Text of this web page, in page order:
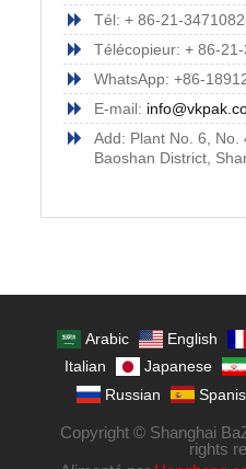
Tél: + 86-21-
Télécopieur: + 86-
WhatsApp: +86-
E-mail:
Add: Plant No. 6, No.
Baoshan District,
Arabic English
Italian
Japanese
Russian
Copyright © Shanghai
rights